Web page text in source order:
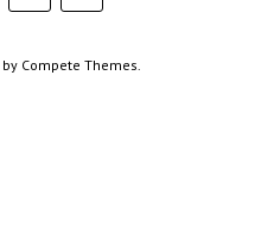
by Compete Themes.